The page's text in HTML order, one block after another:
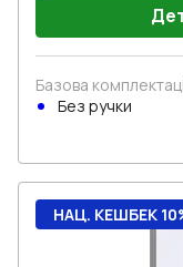
Базова
Без ручки
НАЦ. КЕШБЕК